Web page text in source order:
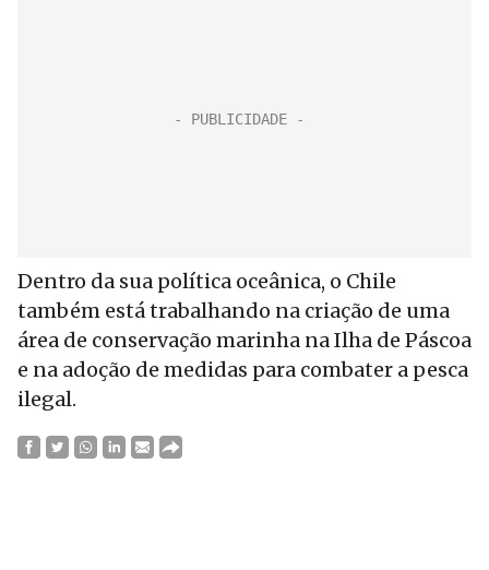
Dentro da sua política oceânica, o Chile
também está trabalhando na criação de uma
área de conservação marinha na Ilha de Páscoa
e na adoção de medidas para combater a pesca
ilegal.